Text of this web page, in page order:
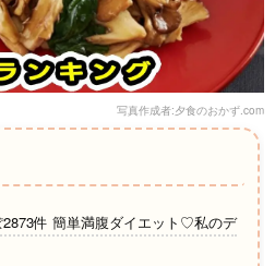
写真作成者:夕食のおかず.com
件 簡単満腹ダイエット♡私のデ